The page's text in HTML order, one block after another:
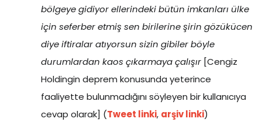
bölgeye gidiyor ellerindeki bütün imkanları ülke
için seferber etmiş sen birilerine şirin gözükücen
diye iftiralar atıyorsun sizin gibiler böyle
durumlardan kaos çıkarmaya çalışır [Cengiz
Holdingin deprem konusunda yeterince
faaliyette bulunmadığını söyleyen bir kullanıcıya
cevap olarak] (Tweet linki, arşiv linki)